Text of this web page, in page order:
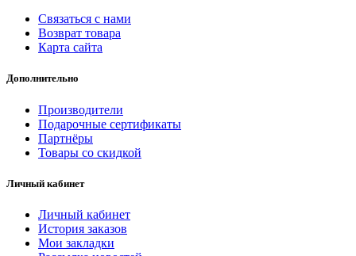
Связаться с нами
Возврат товара
Карта сайта
Дополнительно
Производители
Подарочные сертификаты
Партнёры
Товары со скидкой
Личный кабинет
Личный кабинет
История заказов
Мои закладки